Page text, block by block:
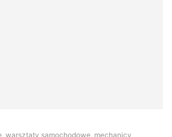
warsztaty samochodowe, mechanicy